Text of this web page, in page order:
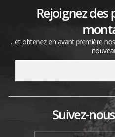
Rejoignez des
...et obtenez en avant première
Suivez-